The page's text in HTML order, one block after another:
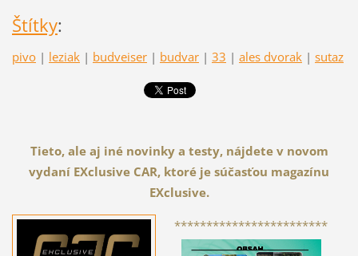
Štítky:
pivo | leziak | budveiser | budvar | 33 | ales dvorak | sutaz
Tieto, ale aj iné novinky a testy, nájdete v novom
vydaní EXclusive CAR, ktoré je súčasťou magazínu
EXclusive.
************************